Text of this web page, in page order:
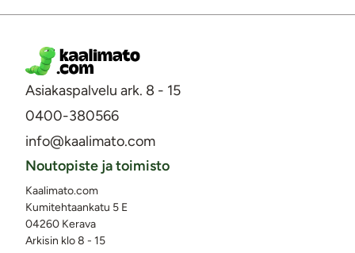
Asiakaspalvelu ark. 8 - 15
0400-380566
info@kaalimato.com
Noutopiste ja toimisto
Kaalimato.com
Kumitehtaankatu 5 E
04260 Kerava
Arkisin klo 8 - 15